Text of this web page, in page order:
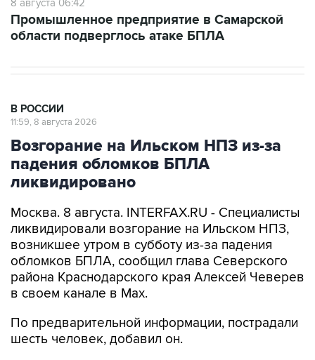
8 августа 06:42
Промышленное предприятие в Самарской
области подверглось атаке БПЛА
В РОССИИ
11:59, 8 августа 2026
Возгорание на Ильском НПЗ из-за
падения обломков БПЛА
ликвидировано
Москва. 8 августа. INTERFAX.RU - Специалисты
ликвидировали возгорание на Ильском НПЗ,
возникшее утром в субботу из-за падения
обломков БПЛА, сообщил глава Северского
района Краснодарского края Алексей Чеверев
в своем канале в Max.
По предварительной информации, пострадали
шесть человек, добавил он.